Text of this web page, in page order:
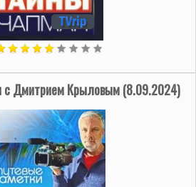
с Дмитрием Крыловым (8.09.2024)